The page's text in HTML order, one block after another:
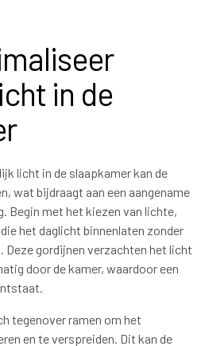
in de
licht in de slaapkamer kan de
wat bijdraagt aan een aangename
Begin met het kiezen van lichte,
het daglicht binnenlaten zonder
Deze gordijnen verzachten het licht
door de kamer, waardoor een
tegenover ramen om het
en te verspreiden. Dit kan de